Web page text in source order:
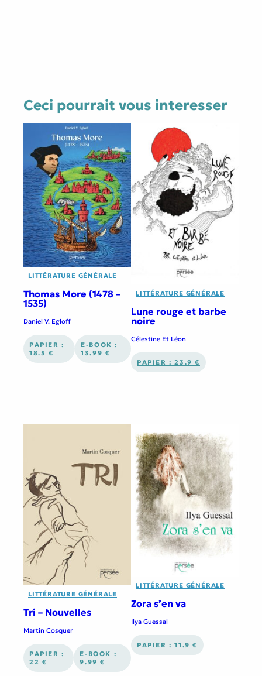
Ceci pourrait vous interesser
LITTÉRATURE GÉNÉRALE
Thomas More (1478 –
1535)
Daniel V. Egloff
PAPIER :
18.5 €
E-BOOK :
13.99 €
LITTÉRATURE GÉNÉRALE
Lune rouge et barbe
noire
Célestine Et Léon
PAPIER : 23.9 €
LITTÉRATURE GÉNÉRALE
Tri – Nouvelles
Martin Cosquer
PAPIER :
22 €
E-BOOK :
9.99 €
LITTÉRATURE GÉNÉRALE
Zora s’en va
Ilya Guessal
PAPIER : 11.9 €